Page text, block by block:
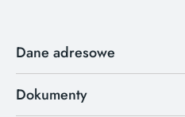
Dane adresowe
Dokumenty